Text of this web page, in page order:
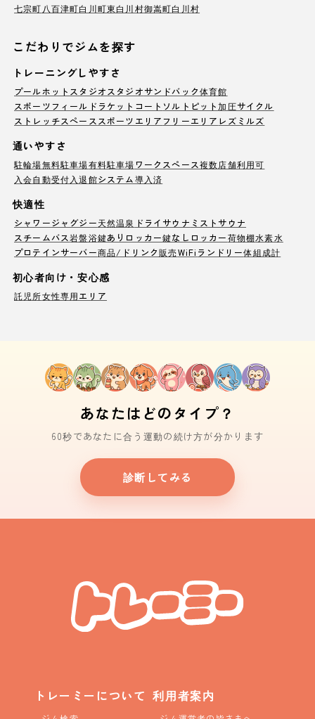
七宗町 八百津町白川町東白川村御嵩町白川村
こだわりでジムを探す
トレーニングしやすさ
プールホットスタジオ スタジオサンドバック体育館
スポーツフィールド ラケットコート ソルトピット加圧サイクル
ストレッチスペース スポーツエリア フリーエリア レズミルズ
通いやすさ
駐輪場無料駐車場有料駐車場ワークスペース複数店舗利用可
入会自動受付 入退館システム導入済
快適性
シャワージャグジー天然温泉 ドライサウナ ミストサウナ
スチームバス岩盤浴鍵ありロッカー鍵なしロッカー荷物棚水素水
プロテインサーバー商品/ドリンク販売WiFi ランドリー体組成計
初心者向け・安心感
託児所女性専用エリア
あなたはどのタイプ？
60秒であなたに合う運動の続け方が分かります
診断してみる
トレーミーについて 利用者案内